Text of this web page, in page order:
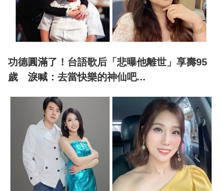
功德圓滿了！台語歌后「悲曝他離世」享壽95
歲 淚喊：去當快樂的神仙吧...